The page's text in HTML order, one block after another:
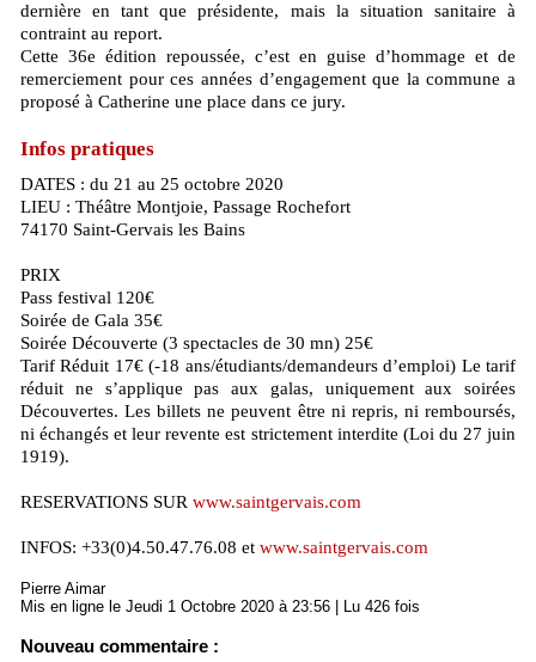
dernière en tant que présidente, mais la situation sanitaire à
contraint au report.
Cette 36e édition repoussée, c’est en guise d’hommage et de
remerciement pour ces années d’engagement que la commune a
proposé à Catherine une place dans ce jury.
Infos pratiques
DATES : du 21 au 25 octobre 2020
LIEU : Théâtre Montjoie, Passage Rochefort
74170 Saint-Gervais les Bains
PRIX
Pass festival 120€
Soirée de Gala 35€
Soirée Découverte (3 spectacles de 30 mn) 25€
Tarif Réduit 17€ (-18 ans/étudiants/demandeurs d’emploi) Le tarif
réduit ne s’applique pas aux galas, uniquement aux soirées
Découvertes. Les billets ne peuvent être ni repris, ni remboursés,
ni échangés et leur revente est strictement interdite (Loi du 27 juin
1919).
RESERVATIONS SUR www.saintgervais.com
INFOS: +33(0)4.50.47.76.08 et www.saintgervais.com
Pierre Aimar
Mis en ligne le Jeudi 1 Octobre 2020 à 23:56 | Lu 426 fois
Nouveau commentaire :